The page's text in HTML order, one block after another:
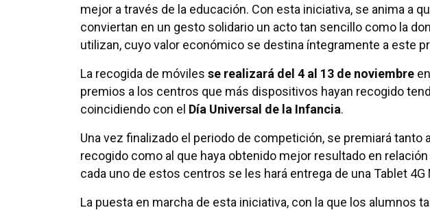
mejor a través de la educación. Con esta iniciativa, se anima a
conviertan en un gesto solidario un acto tan sencillo como la
utilizan, cuyo valor económico se destina íntegramente a este
La recogida de móviles se realizará del 4 al 13 de noviembre
premios a los centros que más dispositivos hayan recogido
coincidiendo con el Día Universal de la Infancia.
Una vez finalizado el periodo de competición, se premiará tanto
recogido como al que haya obtenido mejor resultado en
cada uno de estos centros se les hará entrega de una Tablet 4G
La puesta en marcha de esta iniciativa, con la que los alumnos